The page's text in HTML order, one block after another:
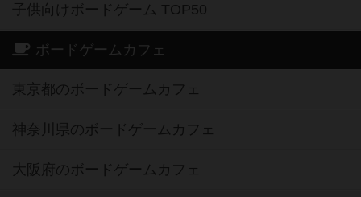
子供向けボードゲーム TOP50
ボードゲームカフェ
東京都のボードゲームカフェ
神奈川県のボードゲームカフェ
大阪府のボードゲームカフェ